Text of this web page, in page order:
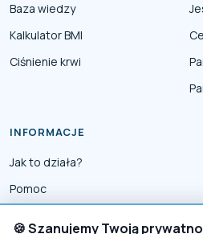
Baza wiedzy
Kalkulator BMI
Ciśnienie krwi
INFORMACJE
Jak to działa?
Pomoc
🍪 Szanujemy Twoją